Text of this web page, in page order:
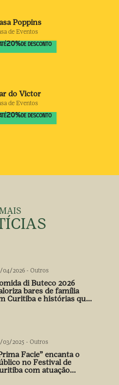
Poppins
de Eventos
20% DE DESCONTO
do Victor
de Eventos
20% DE DESCONTO
MAIS
04/2026 - Outros
di Buteco 2026
bares de família
Curitiba e histórias que
03/2025 - Outros
Facie” encanta o
no Festival de
com atuação